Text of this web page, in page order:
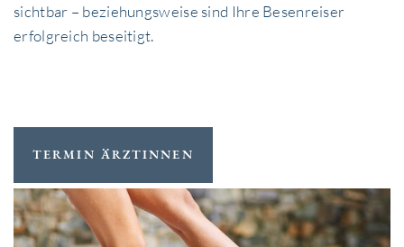
sichtbar – beziehungsweise sind Ihre Besenreiser
erfolgreich beseitigt.
TERMIN ÄRZTINNEN